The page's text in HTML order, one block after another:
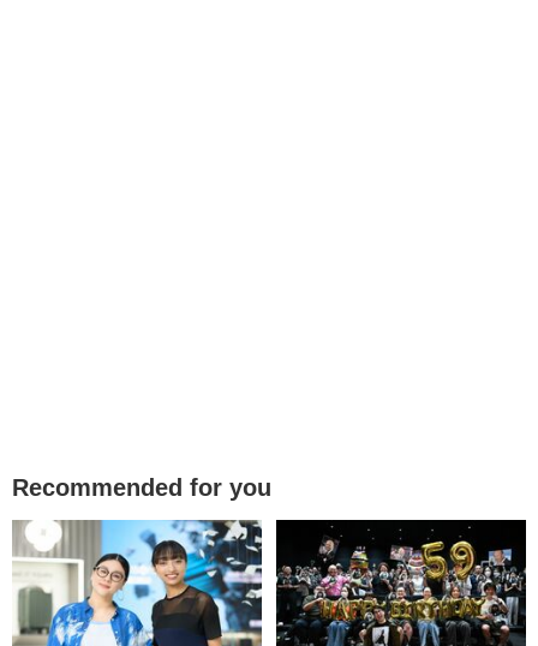
Recommended for you